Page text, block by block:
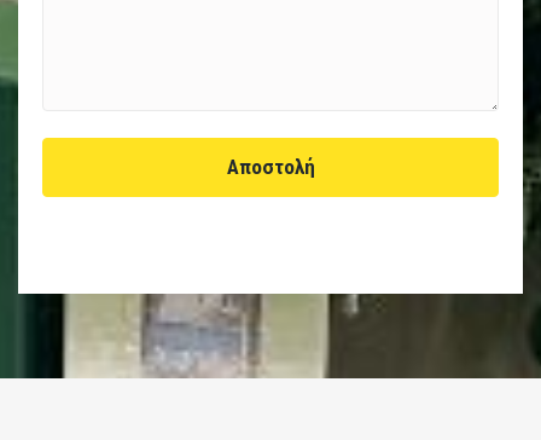
Αποστολή